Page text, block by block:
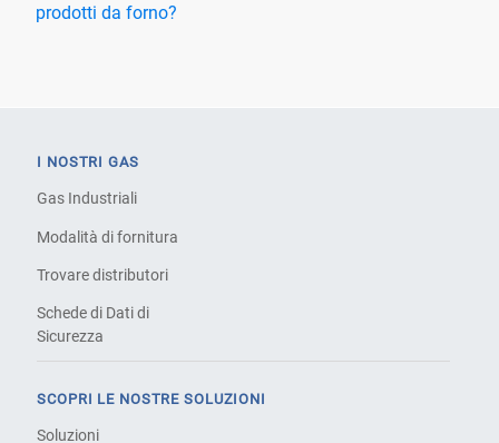
prodotti da forno?
I NOSTRI GAS
Gas Industriali
Modalità di fornitura
Trovare distributori
Schede di Dati di
Sicurezza
SCOPRI LE NOSTRE SOLUZIONI
Soluzioni